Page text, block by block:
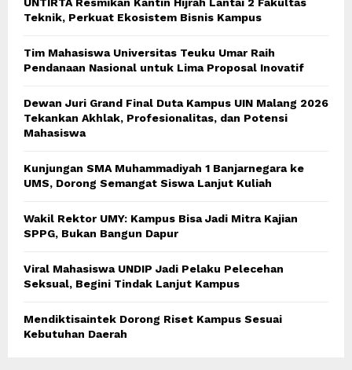
UNTIRTA Resmikan Kantin Hijrah Lantai 2 Fakultas
Teknik, Perkuat Ekosistem Bisnis Kampus
Tim Mahasiswa Universitas Teuku Umar Raih
Pendanaan Nasional untuk Lima Proposal Inovatif
Dewan Juri Grand Final Duta Kampus UIN Malang 2026
Tekankan Akhlak, Profesionalitas, dan Potensi
Mahasiswa
Kunjungan SMA Muhammadiyah 1 Banjarnegara ke
UMS, Dorong Semangat Siswa Lanjut Kuliah
Wakil Rektor UMY: Kampus Bisa Jadi Mitra Kajian
SPPG, Bukan Bangun Dapur
Viral Mahasiswa UNDIP Jadi Pelaku Pelecehan
Seksual, Begini Tindak Lanjut Kampus
Mendiktisaintek Dorong Riset Kampus Sesuai
Kebutuhan Daerah